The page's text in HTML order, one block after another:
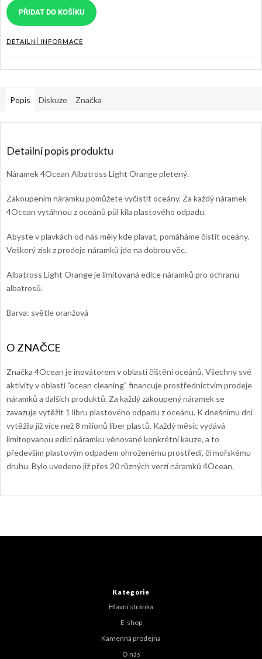
PŘIDAT DO KOŠÍKU
DETAILNÍ INFORMACE
Popis Diskuze Značka
Detailní popis produktu
Náramek 4Ocean Albatross Light Orange pletený.
Zakoupením náramku pomůžete vyčistit oceány. Za každý náramek
4Ocean vytáhnou z oceánů půl kila plastového odpadu.
Abyste v plavkách od nás měly kde plavat, pomáháme čistit oceány.
Veškerý zisk z prodeje náramků jde na dobrou věc.
Albatross Light Orange je limitovaná edice náramků pro ochranu
albatrosů.
Barva: světle oranžová
Značka 4Ocean je inovátorem v oblasti čištění oceánů. Všechny své
aktivity v oblasti "ocean cleaning" financuje prostřednictvím prodeje
náramků a dalších produktů. Za každý zakoupený náramek se
zavazuje vytěžit 1 libru plastového odpadu z oceánu. K dnešnímu dni
vytěžila již více než 8 milionů liber plastů. Každý měsíc vydává
limitopvanou edici náramku věnované konkrétní kauze, a to
především plastovým odpadem ohroženému prostředí, či mořskému
druhu. Bylo uvedeno již přes 20 různých verzí náramků 4Ocean.
Kategorie
Hlavní stránka
E-shop
Kamenná prodejna
O nás